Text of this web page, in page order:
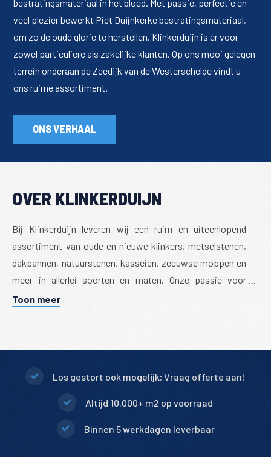
bestratingsmateriaal in het bloed. Met passie, perfectie en
veel plezier bewerkt Piet Duijnkerke bestratingsmateriaal,
om zo de oude glorie te herstellen. Klinkerduijn is er voor
zowel particuliere als zakelijke klanten. Op ons mooi gelegen
terrein onderaan de Zeedijk van de Westerschelde vindt u
ons ruime assortiment.
ONS VERHAAL
OVER KLINKERDUIJN
Bij Klinkerduijn leveren wij een ruim en uiteenlopend
assortiment van oude en nieuwe klinkers, metselstenen,
dakpannen, natuurstenen, kasseien, zeeuwse moppen en
meer in allerlei soorten en maten. Onze passie voor
gebruikte authentieke materialen is uitgegroeid tot een
tevens aankopen uit afbraak of sloop werken en waar
met als doel het behouden en verwerven van herbruikbare
Toon meer
Los gestort ook mogelijk; Vraag offerte aan!
Altijd 10.000+ m2 op voorraad
Binnen 5 werkdagen leverbaar